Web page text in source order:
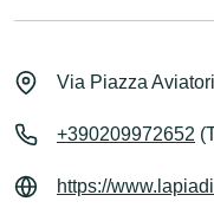
Via Piazza
+390209972652
https://